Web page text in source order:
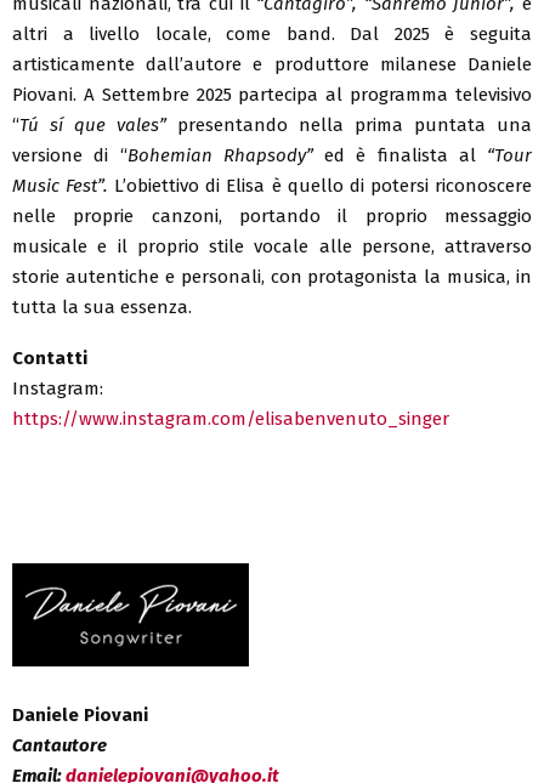
altri a livello locale, come band. Dal 2025 è seguita
artisticamente dall’autore e produttore milanese Daniele
Piovani. A Settembre 2025 partecipa al programma televisivo
“Tú sí que vales” presentando nella prima puntata una
versione di “Bohemian Rhapsody” ed è finalista al “Tour
Music Fest”. L’obiettivo di Elisa è quello di potersi riconoscere
nelle proprie canzoni, portando il proprio messaggio
musicale e il proprio stile vocale alle persone, attraverso
storie autentiche e personali, con protagonista la musica, in
tutta la sua essenza.
Contatti
Instagram:
https://www.instagram.com/elisabenvenuto_singer
Daniele Piovani
Cantautore
Email:danielepiovani@yahoo.it